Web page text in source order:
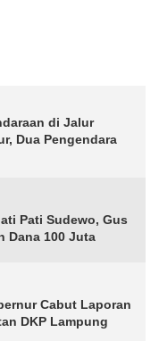
di Jalur
Dua Pengendara
Pati Sudewo, Gus
Dana 100 Juta
Cabut Laporan
DKP Lampung